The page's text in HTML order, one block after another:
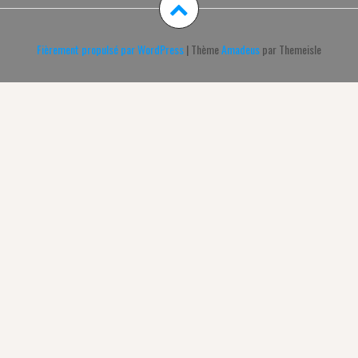
Fièrement propulsé par WordPress|ThèmeAmadeuspar Themeisle